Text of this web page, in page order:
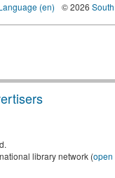
(en) © 2026
library network (open